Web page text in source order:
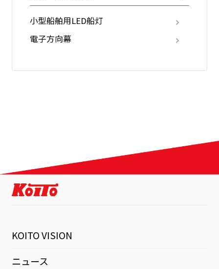
小型船舶用LED船灯
電子方向幕
KOITO VISION
ニュース